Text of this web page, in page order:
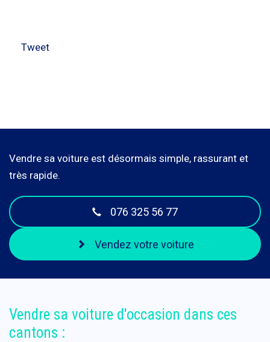
Tweet
Vendre sa voiture est désormais simple, rassurant et
très rapide.
076 325 56 77
Vendez votre voiture
Vendre sa voiture d'occasion dans ces
cantons :